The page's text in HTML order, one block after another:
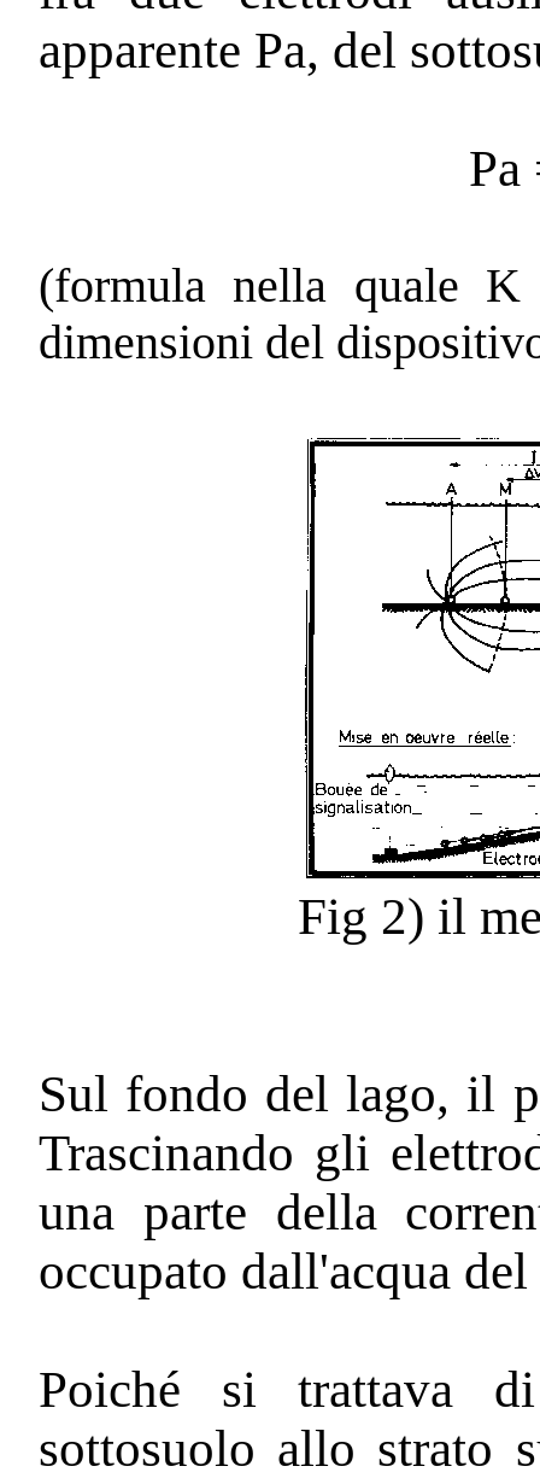
apparente Pa, del
(formula nella quale
dimensioni del
Fig 2) il
Sul fondo del lago, il
Trascinando gli
una parte della
occupato dall'acqua
Poiché si trattava
sottosuolo allo strato